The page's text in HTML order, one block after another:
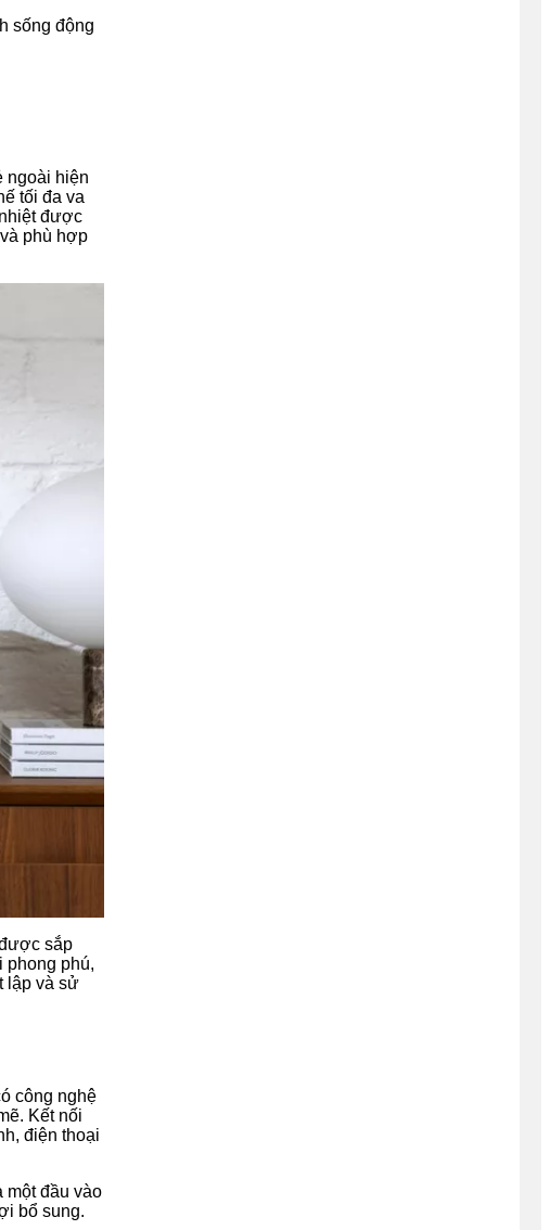
sống động
ngoài hiện
tối đa va
được
phù hợp
sắp
phong phú,
lập và sử
công nghệ
Kết nối
điện thoại
một đầu vào
bổ sung.